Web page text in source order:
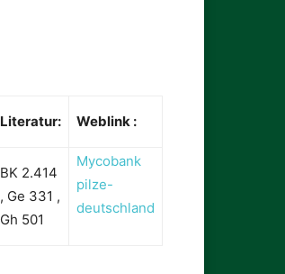
Literatur: Weblink :
BK 2.414
, Ge 331 ,
Gh 501
Mycobank
pilze-
deutschland